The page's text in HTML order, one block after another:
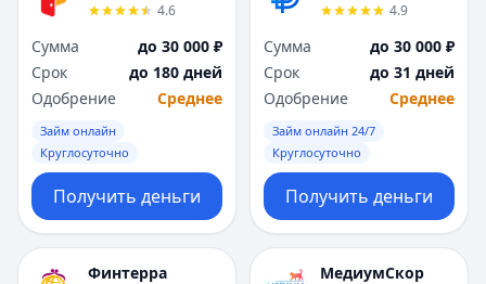
4.6
Сумма
до 30 000 ₽
Срок
до 180 дней
Одобрение
Среднее
Займ онлайн
Круглосуточно
Получить деньги
4.9
Сумма
до 30 000 ₽
Срок
до 31 дней
Одобрение
Среднее
Займ онлайн 24/7
Круглосуточно
Получить деньги
Финтерра МедиумСкор